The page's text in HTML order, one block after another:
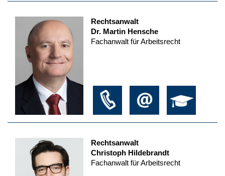
Rechtsanwalt
Dr. Martin Hensche
Fachanwalt für Arbeitsrecht
Rechtsanwalt
Christoph Hildebrandt
Fachanwalt für Arbeitsrecht